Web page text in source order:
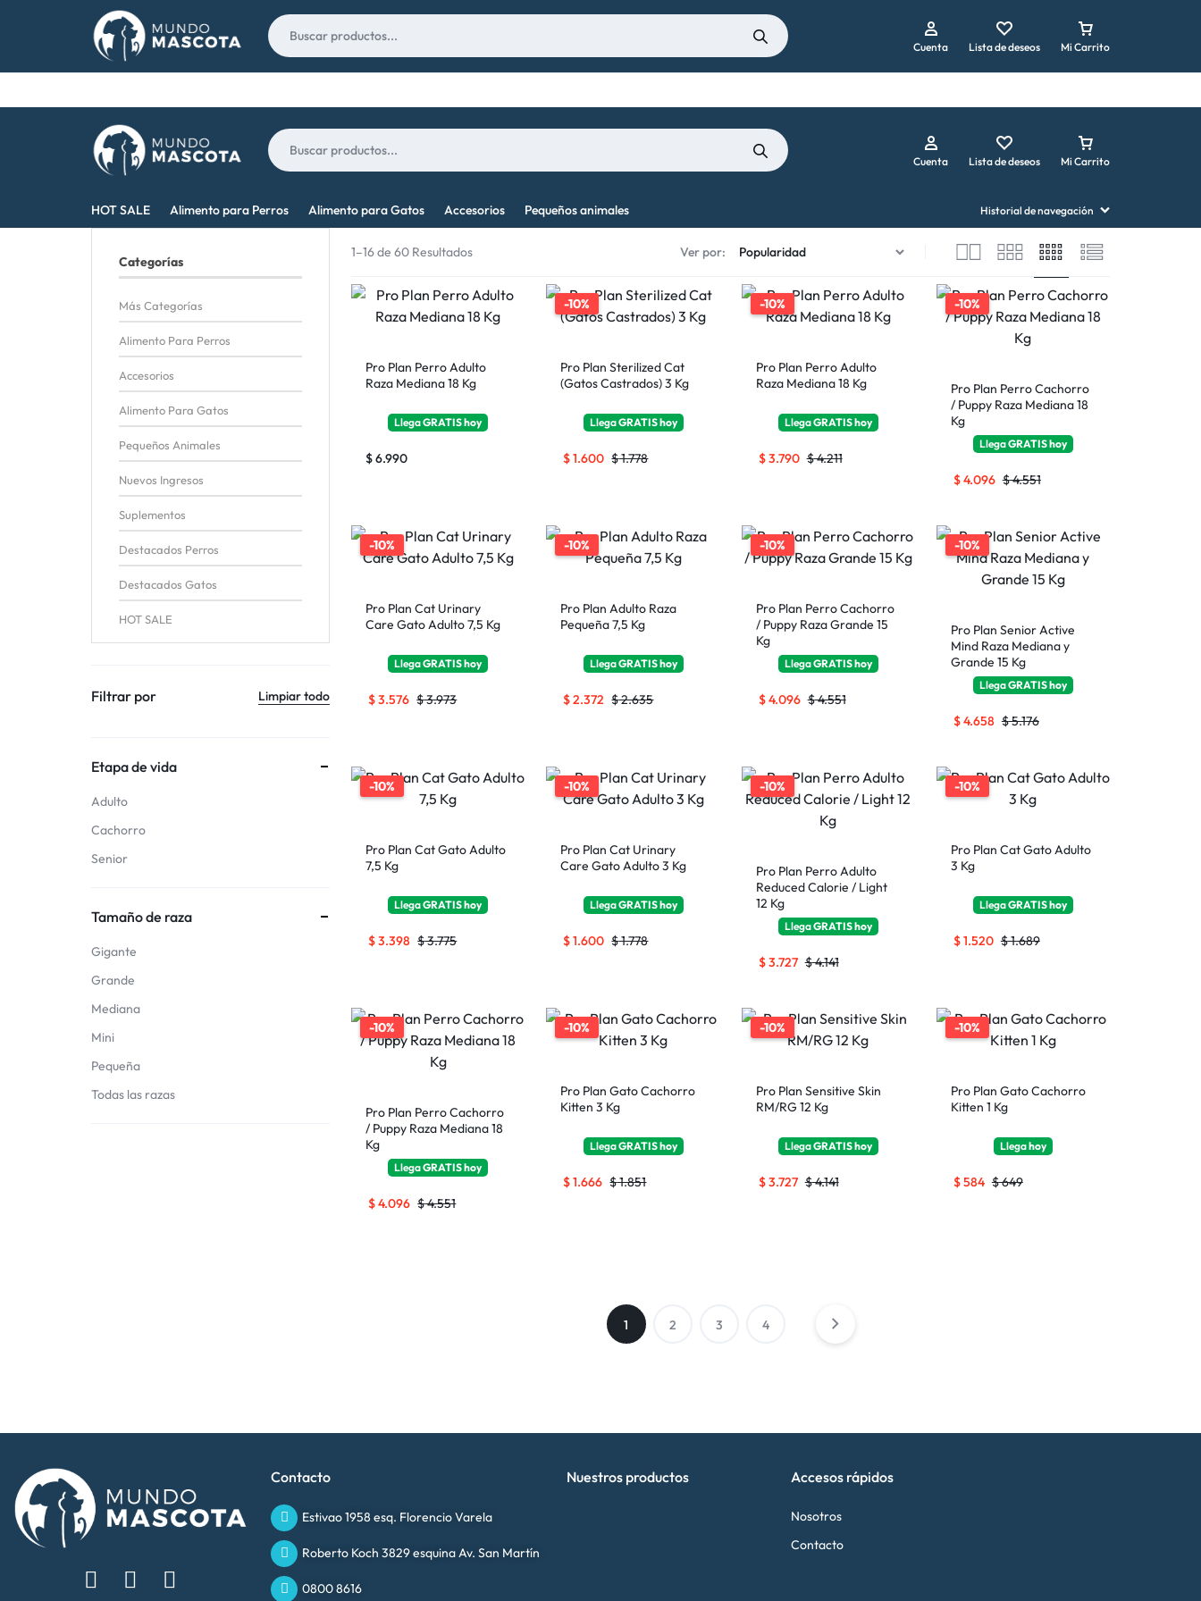
Nosotros
MASCOTA
MEJOR
PARA
TU
MASCOTA
Cuenta Lista de deseos Mi Carrito
HOT SALE Alimento para Perros Alimento para Gatos Accesorios Pequeños animales Historial de navegación
Cuenta Lista de deseos Mi Carrito
1–16 de 60 Resultados Ver por:
Pro Plan Perro Adulto
Raza Mediana 18 Kg
LlegaGRATIShoy
$6.990
-10%
Pro Plan Sterilized Cat
(Gatos Castrados) 3 Kg
LlegaGRATIShoy
$1.778
$1.600
-10%
Pro Plan Perro Adulto
Raza Mediana 18 Kg
LlegaGRATIShoy
$4.211
$3.790
-10%
Pro Plan Perro Cachorro
/ Puppy Raza Mediana 18
Kg
LlegaGRATIShoy
$4.551
$4.096
-10%
Pro Plan Cat Urinary
Care Gato Adulto 7,5 Kg
LlegaGRATIShoy
$3.973
$3.576
-10%
Pro Plan Adulto Raza
Pequeña 7,5 Kg
LlegaGRATIShoy
$2.635
$2.372
-10%
Pro Plan Perro Cachorro
/ Puppy Raza Grande 15
Kg
LlegaGRATIShoy
$4.551
$4.096
-10%
Pro Plan Senior Active
Mind Raza Mediana y
Grande 15 Kg
LlegaGRATIShoy
$5.176
$4.658
-10%
Pro Plan Cat Gato Adulto
7,5 Kg
LlegaGRATIShoy
$3.775
$3.398
-10%
Pro Plan Cat Urinary
Care Gato Adulto 3 Kg
LlegaGRATIShoy
$1.778
$1.600
-10%
Pro Plan Perro Adulto
Reduced Calorie / Light
12 Kg
LlegaGRATIShoy
$4.141
$3.727
-10%
Pro Plan Cat Gato Adulto
3 Kg
LlegaGRATIShoy
$1.689
$1.520
-10%
Pro Plan Perro Cachorro
/ Puppy Raza Mediana 18
Kg
LlegaGRATIShoy
$4.551
$4.096
-10%
Pro Plan Gato Cachorro
Kitten 3 Kg
LlegaGRATIShoy
$1.851
$1.666
-10%
Pro Plan Sensitive Skin
RM/RG 12 Kg
LlegaGRATIShoy
$4.141
$3.727
-10%
Pro Plan Gato Cachorro
Kitten 1 Kg
Llegahoy
$649
$584
1 2 3 4
Categorías
Más Categorías
Alimento Para Perros
Accesorios
Alimento Para Gatos
Pequeños Animales
Nuevos Ingresos
Suplementos
Destacados Perros
Destacados Gatos
HOT SALE
Filtrar por Limpiar todo
Etapa de vida
Adulto
Cachorro
Senior
Tamaño de raza
Gigante
Grande
Mediana
Mini
Pequeña
Todas las razas
Contacto
Estivao 1958 esq. Florencio Varela
Roberto Koch 3829 esquina Av. San Martín
0800 8616
Nuestros productos Accesos rápidos
Nosotros
Contacto